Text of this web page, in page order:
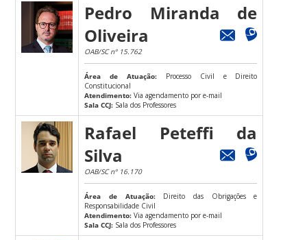
Pedro Miranda de
Oliveira
OAB/SC nº 15.762
Área de Atuação: Processo Civil e Direito
Constitucional
Atendimento: Via agendamento por e-mail
Sala CCJ: Sala dos Professores
Rafael Peteffi da
Silva
OAB/SC nº 16.170
Área de Atuação:Direito das Obrigações e
Responsabilidade Civil
Atendimento: Via agendamento por e-mail
Sala CCJ: Sala dos Professores